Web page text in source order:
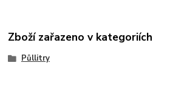
Zboží zařazeno v kategoriích
Půllitry